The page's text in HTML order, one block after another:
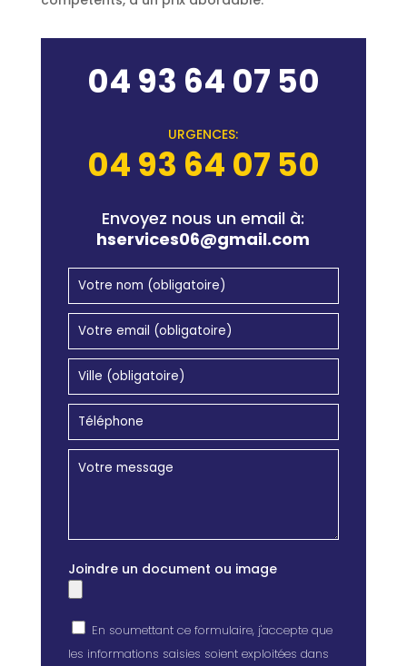
04 93 64 07 50
URGENCES:
04 93 64 07 50
Envoyez nous un email à:
hservices06@gmail.com
Joindre un document ou image
En soumettant ce formulaire, j'accepte que
les informations saisies soient exploitées dans